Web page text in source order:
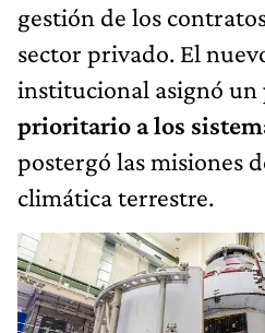
gestión de los
sector privado. El
institucional asignó un
prioritario a los
postergó las misiones
climática terrestre.